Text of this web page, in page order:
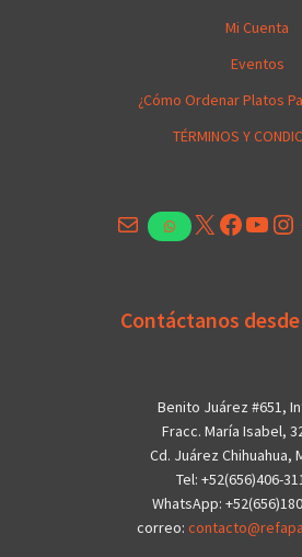
Mi Cuenta
Eventos
¿Cómo Ordenar Platos
TÉRMINOS Y
Correo electrónico
WhatsApp
X
Contáctanos
Benito Juárez #651,
Fracc. María Isabel,
Cd. Juárez Chihuahua,
Tel: +52(656)406-
WhatsApp:
correo: